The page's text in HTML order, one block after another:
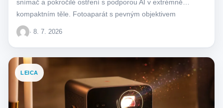
snímač a pokročilé ostření s podporou AI v extrémně
kompaktním těle. Fotoaparát s pevným objektivem
ZEISS®…
· 8. 7. 2026
LEICA